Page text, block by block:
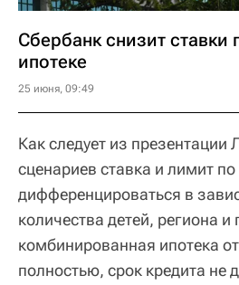
Сбербанк снизит ставки
ипотеке
25 июня, 09:49
Как следует из
сценариев ставка и лимит по
дифференцироваться в
количества детей, региона
комбинированная ипотека
полностью, срок кредита не